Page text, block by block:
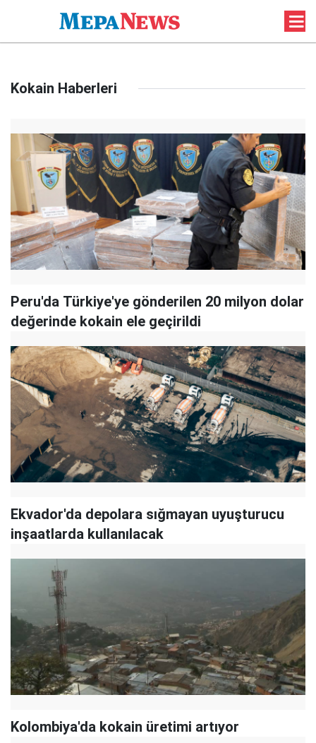
Kokain Haberleri
Peru'da Türkiye'ye gönderilen 20 milyon dolar
değerinde kokain ele geçirildi
Ekvador'da depolara sığmayan uyuşturucu
inşaatlarda kullanılacak
Kolombiya'da kokain üretimi artıyor